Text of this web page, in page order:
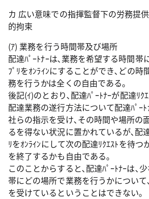
カ 広い意味での指揮監督下の労務提
的拘束
(ｱ) 業務を行う時間帯及び場所
配達ﾊﾟｰﾄﾅｰは､業務を希望する時間帯
ﾌﾟﾘをｵﾝﾗｲﾝにすることができ､どの時
務を行うかは全くの自由である｡
後記(ｲ)のとおり､配達ﾊﾟｰﾄﾅｰが配達ﾘｸ
配達業務の遂行方法について配達ﾊﾟｰ
社らの指示を受け､その時間や場所の
るを得ない状況に置かれているが､配
ﾘをｵﾝﾗｲﾝにして次の配達ﾘｸｴｽﾄを待つ
を終了するかも自由である｡
このことからすると､配達ﾊﾟｰﾄﾅｰは､
帯にどの場所で業務を行うかについ
を受けているということはできない｡